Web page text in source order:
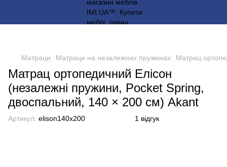
Матраци Матраци на незалежних пружинах Матрац
Матрац ортопедичний Елісон
(незалежні пружини, Pocket Spring,
двоспальний, 140 × 200 см) Akant
Артикул: elison140x200 1 відгук